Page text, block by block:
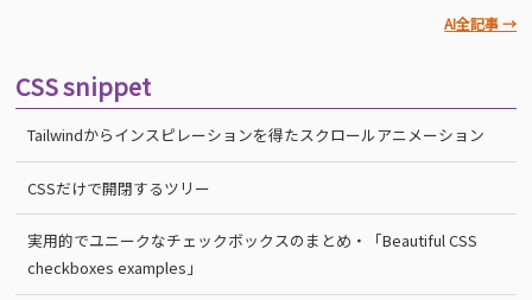
AI全記事 →
CSS snippet
Tailwindからインスピレーションを得たスクロールアニメーション
CSSだけで開閉するツリー
実用的でユニークなチェックボックスのまとめ・「Beautiful CSS
checkboxes examples」